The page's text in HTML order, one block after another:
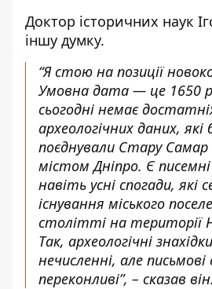
Доктор історичних наук
іншу думку.
“Я стою на позиції
Умовна дата — це 1650
сьогодні немає
археологічних даних,
поєднували Стару Самар
містом Дніпро. Є
навіть усні спогади, які
існування міського
столітті на території
Так, археологічні
нечисленні, але
переконливі”, – сказав він.